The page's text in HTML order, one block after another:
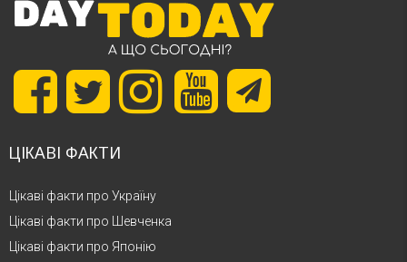
ЦІКАВІ ФАКТИ
Цікаві факти про Україну
Цікаві факти про Шевченка
Цікаві факти про Японію